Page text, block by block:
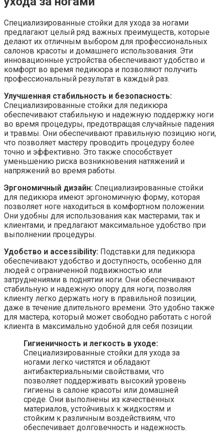
Специализированные стойки для ухода за ногами
предлагают целый ряд важных преимуществ, которые
делают их отличным выбором для профессиональных
салонов красоты и домашнего использования. Эти
инновационные устройства обеспечивают удобство и
комфорт во время педикюра и позволяют получить
профессиональный результат в каждый раз.
Улучшенная стабильность и безопасность:
Специализированные стойки для педикюра
обеспечивают стабильную и надежную поддержку ноги
во время процедуры, предотвращая случайные падения
и травмы. Они обеспечивают правильную позицию ноги,
что позволяет мастеру проводить процедуру более
точно и эффективно. Это также способствует
уменьшению риска возникновения натяжений и
напряжений во время работы.
Эргономичный дизайн: Специализированные стойки
для педикюра имеют эргономичную форму, которая
позволяет ноге находиться в комфортном положении.
Они удобны для использования как мастерами, так и
клиентами, и предлагают максимальное удобство при
выполнении процедуры.
Удобство и accessibility: Подставки для педикюра
обеспечивают удобство и доступность, особенно для
людей с ограниченной подвижностью или
затруднениями в поднятии ноги. Они обеспечивают
стабильную и надежную опору для ноги, позволяя
клиенту легко держать ногу в правильной позиции,
даже в течение длительного времени. Это удобно также
для мастера, который может свободно работать с ногой
клиента в максимально удобной для себя позиции.
Гигиеничность и легкость в уходе:
Специализированные стойки для ухода за
ногами легко чистятся и обладают
антибактериальными свойствами, что
позволяет поддерживать высокий уровень
гигиены в салоне красоты или домашней
среде. Они выполнены из качественных
материалов, устойчивых к жидкостям и
стойким к различным воздействиям, что
обеспечивает долговечность и надежность.